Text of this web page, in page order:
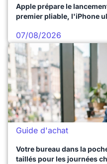
Apple prépare le
premier pliable, l'iPhone
07/08/2026
Guide d'achat
Votre bureau dans la
taillés pour les journées